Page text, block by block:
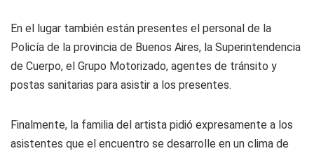
En el lugar también están presentes el personal de la
Policía de la provincia de Buenos Aires, la Superintendencia
de Cuerpo, el Grupo Motorizado, agentes de tránsito y
postas sanitarias para asistir a los presentes.
Finalmente, la familia del artista pidió expresamente a los
asistentes que el encuentro se desarrolle en un clima de